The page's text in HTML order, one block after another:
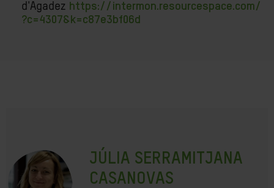
d'Agadez https://intermon.resourcespace.com/
?c=4307&k=c87e3bf06d
JÚLIA SERRAMITJANA
CASANOVAS